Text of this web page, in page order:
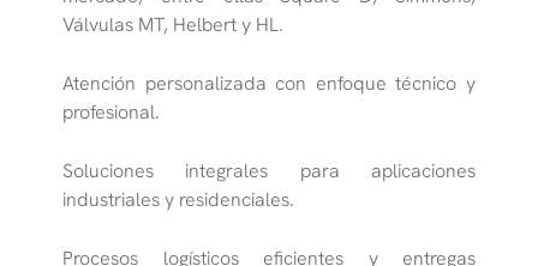
Válvulas MT, Helbert y HL.
Atención personalizada con enfoque técnico y
profesional.
Soluciones integrales para aplicaciones
industriales y residenciales.
Procesos logísticos eficientes y entregas